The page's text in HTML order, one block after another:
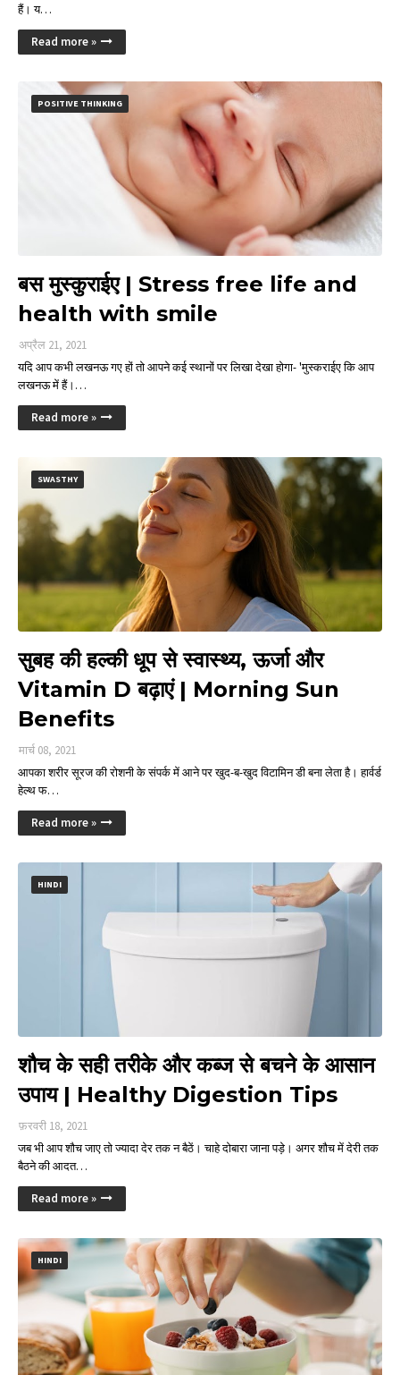
हैं। य…
Read more »
POSITIVE THINKING
बस मुस्कुराईए | Stress free life and
health with smile
अप्रैल 21, 2021
यदि आप कभी लखनऊ गए हों तो आपने कई स्थानों पर लिखा देखा होगा- 'मुस्कराईए कि आप
लखनऊ में हैं।…
Read more »
SWASTHY
सुबह की हल्की धूप से स्वास्थ्य, ऊर्जा और
Vitamin D बढ़ाएं | Morning Sun
Benefits
मार्च 08, 2021
आपका शरीर सूरज की रोशनी के संपर्क में आने पर खुद-ब-खुद विटामिन डी बना लेता है। हार्वर्ड
हेल्थ फ…
Read more »
HINDI
शौच के सही तरीके और कब्ज से बचने के आसान
उपाय | Healthy Digestion Tips
फ़रवरी 18, 2021
जब भी आप शौच जाए तो ज्यादा देर तक न बैठें। चाहे दोबारा जाना पड़े। अगर शौच में देरी तक
बैठने की आदत…
Read more »
HINDI